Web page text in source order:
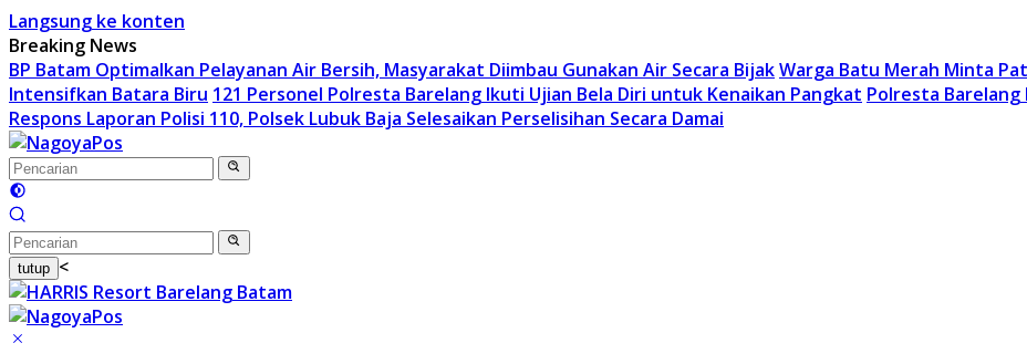
Langsung ke konten
Breaking News
BP Batam Optimalkan Pelayanan Air Bersih, Masyarakat Diimbau Gunakan Air Secara BijakWarga Batu Merah Minta
Intensifkan Batara Biru 121 Personel Polresta Barelang Ikuti Ujian Bela Diri untuk Kenaikan Pangkat Polresta Barelang
Respons Laporan Polisi 110, Polsek Lubuk Baja Selesaikan Perselisihan Secara Damai
tutup <